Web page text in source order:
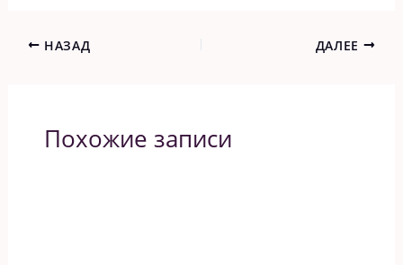
НАЗАД ДАЛЕЕ
Похожие записи